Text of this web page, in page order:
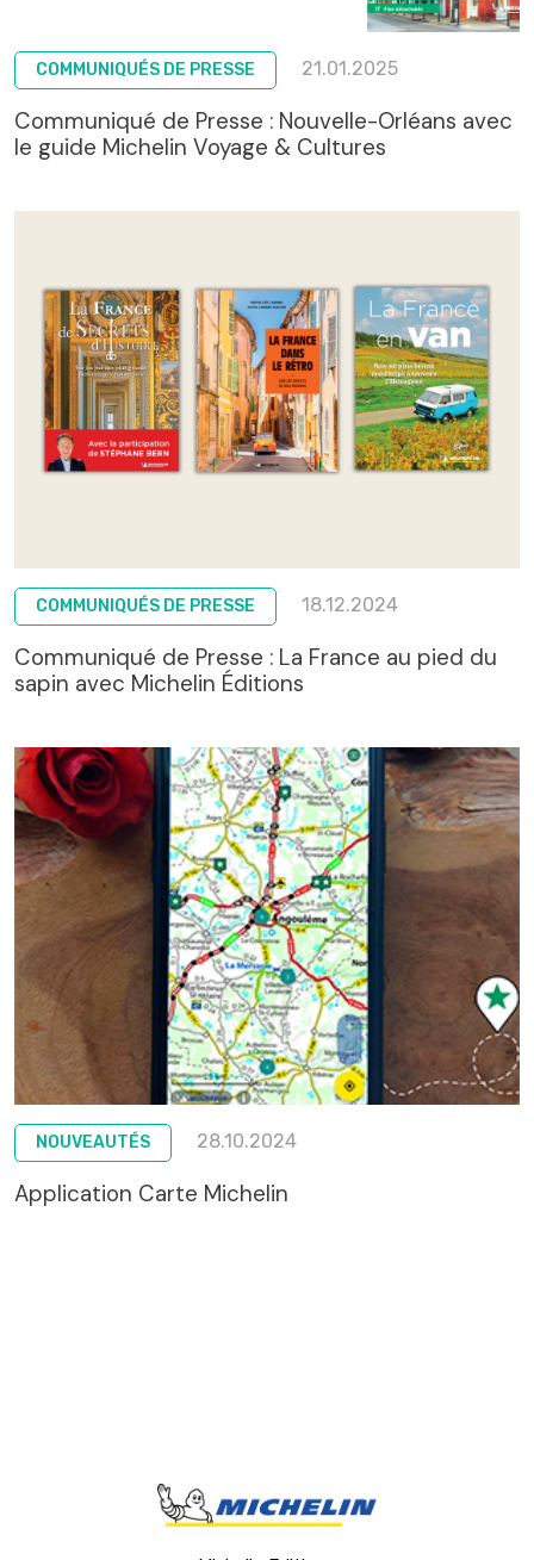
COMMUNIQUÉS DE PRESSE 21.01.2025
Communiqué de Presse : Nouvelle-Orléans avec
le guide Michelin Voyage & Cultures
COMMUNIQUÉS DE PRESSE 18.12.2024
Communiqué de Presse : La France au pied du
sapin avec Michelin Éditions
NOUVEAUTÉS 28.10.2024
Application Carte Michelin